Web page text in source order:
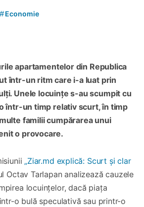
#Economie
apartamentelor din Republica
într-un ritm care i-a luat prin
Unele locuințe s-au scumpit cu
într-un timp relativ scurt, în timp
familii cumpărarea unui
o provocare.
„Ziar.md explică: Scurt și clar
Octav Tarlapan analizează cauzele
locuințelor, dacă piața
o bulă speculativă sau printr-o